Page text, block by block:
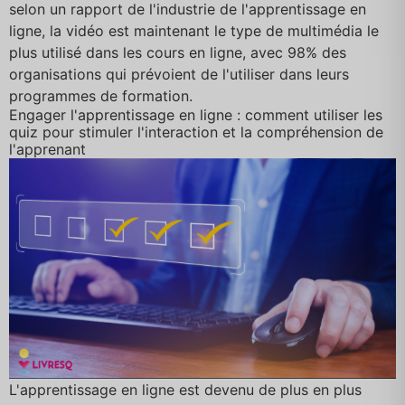
selon un rapport de l'industrie de l'apprentissage en
ligne, la vidéo est maintenant le type de multimédia le
plus utilisé dans les cours en ligne, avec 98% des
organisations qui prévoient de l'utiliser dans leurs
programmes de formation.
Engager l'apprentissage en ligne : comment utiliser les
quiz pour stimuler l'interaction et la compréhension de
l'apprenant
L'apprentissage en ligne est devenu de plus en plus